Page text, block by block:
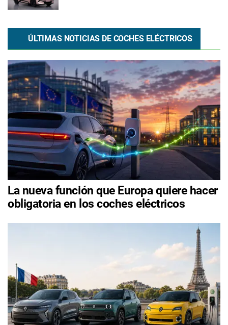
ÚLTIMAS NOTICIAS DE COCHES ELÉCTRICOS
La nueva función que Europa quiere hacer
obligatoria en los coches eléctricos